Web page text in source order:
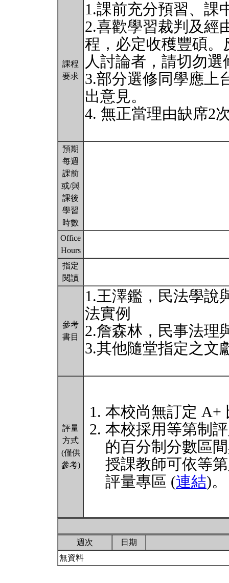
課程
要求
1.課前充分預習、課
2.喜歡學習裁判及經
程，必定收穫豐碩
人討論者，請切勿選
3.部分選修同學應上
出意見。
4. 無正當理由缺席2
預期
每週
課前
或/與
課後
學習
時數
Office
Hours
指定
閱讀
參考
書目
1.王澤鑑，民法學說
法實例
2.詹森林，民事法理
3.其他隨堂指定之文
評量
方式
(僅供
參考)
本校尚無訂定 A+
本校採用等第制
的百分制分數區
授課教師可依等
評量專區 (連結)。
週次
日期
無資料